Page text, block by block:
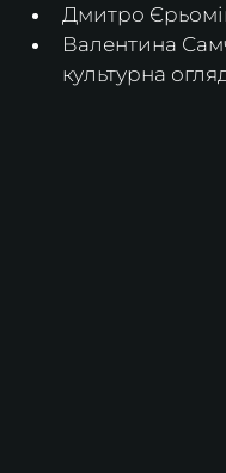
Дмитро
Валентина
культурна